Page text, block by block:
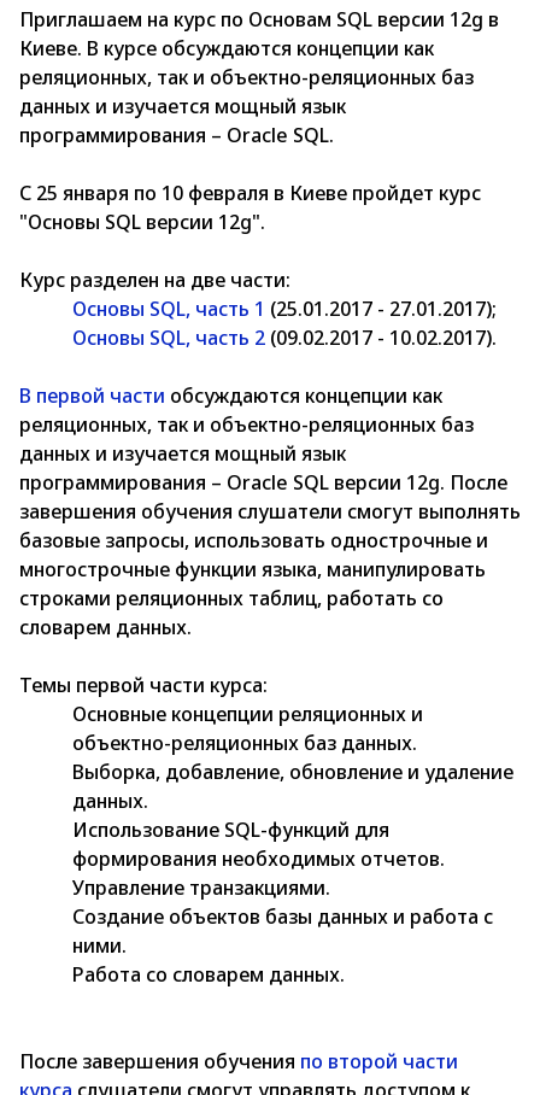
Приглашаем на курс по Основам SQL версии 12g в
Киеве. В курсе обсуждаются концепции как
реляционных, так и объектно-реляционных баз
данных и изучается мощный язык
программирования – Oracle SQL.
С 25 января по 10 февраля в Киеве пройдет курс
"Основы SQL версии 12g".
Курс разделен на две части:
Основы SQL, часть 1 (25.01.2017 - 27.01.2017);
Основы SQL, часть 2 (09.02.2017 - 10.02.2017).
В первой части обсуждаются концепции как
реляционных, так и объектно-реляционных баз
данных и изучается мощный язык
программирования – Oracle SQL версии 12g. После
завершения обучения слушатели смогут выполнять
базовые запросы, использовать однострочные и
многострочные функции языка, манипулировать
строками реляционных таблиц, работать со
словарем данных.
Темы первой части курса:
Основные концепции реляционных и
объектно-реляционных баз данных.
Выборка, добавление, обновление и удаление
данных.
Использование SQL-функций для
формирования необходимых отчетов.
Управление транзакциями.
Создание объектов базы данных и работа с
ними.
Работа со словарем данных.
После завершения обучения по второй части